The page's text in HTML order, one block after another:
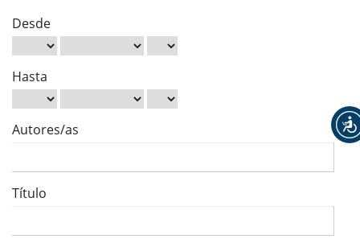
Desde
Hasta
Autores/as
Título